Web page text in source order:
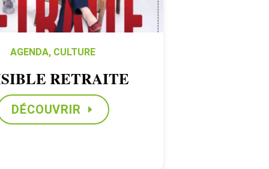
AGENDA, CULTURE
RETRAITE
DÉCOUVRIR